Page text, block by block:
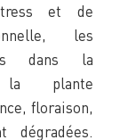
et de
les
dans la
la plante
floraison,
dégradées.